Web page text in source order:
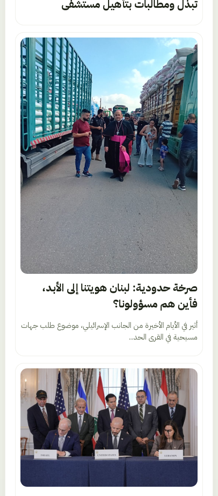
تبذل ومطالبات بتأهيل مستشفى
صرخة حدودية: لبنان هويتنا إلى الأبد،
فأين هم مسؤولونا؟
أثير في الأيام الأخيرة من الجانب الإسرائيلي، موضوع طلب جهات
مسيحية في القرى الحد...